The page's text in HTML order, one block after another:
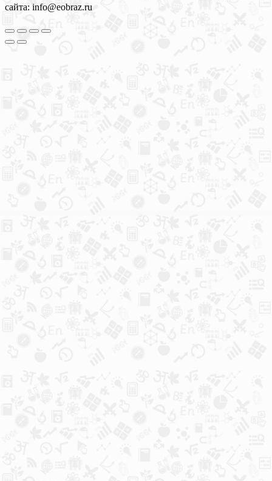
сайта: info@eobraz.ru